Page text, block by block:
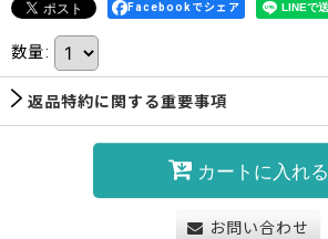
Facebookでシェア
数量:
返品特約に関する重要事項
カートに入れる
お問い合わせ